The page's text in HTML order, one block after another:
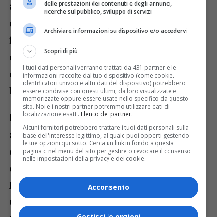
anche quest’anno le Guardie, pur se con
qualche difficoltà, han posto fine alla sua
fuga, decretando quindi la sentenza di
colpevolezza, la condanna e la successiva
esecuzione della pena sul greto del
Mastallone.
La sfilata, partita da Varallo Vecchio e dopo
aver fatto tappa in piazza Vittorio, sempre
con il gioioso accompagnamento musicale
dellaBanda Città di Varalloe dellaBoca
Band
è poi proseguita verso la sede del
Centro Incontro Anni d’Argento dove
delle prestazioni dei contenuti e degli annunci,
ricerche sul pubblico, sviluppo di servizi
Archiviare informazioni su dispositivo e/o accedervi
Scopri di più
I tuoi dati personali verranno trattati da 431 partner e le
informazioni raccolte dal tuo dispositivo (come cookie,
identificatori univoci e altri dati del dispositivo) potrebbero
essere condivise con questi ultimi, da loro visualizzate e
memorizzate oppure essere usate nello specifico da questo
sito. Noi e i nostri partner potremmo utilizzare dati di
localizzazione esatti. Elenco dei partner.
Alcuni fornitori potrebbero trattare i tuoi dati personali sulla
base dell'interesse legittimo, al quale puoi opporti gestendo
le tue opzioni qui sotto. Cerca un link in fondo a questa
pagina o nel menu del sito per gestire o revocare il consenso
nelle impostazioni della privacy e dei cookie.
Acconsento